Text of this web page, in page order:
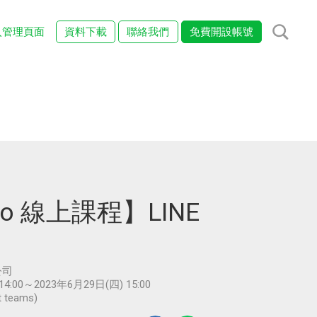
理頁面 資料下載 聯絡我們 免費開設帳號
線上課程】LINE
～2023年6月29日(四) 15:00
teams)